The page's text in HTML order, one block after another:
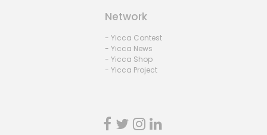
Network
- Yicca Contest
- Yicca News
- Yicca Shop
- Yicca Project